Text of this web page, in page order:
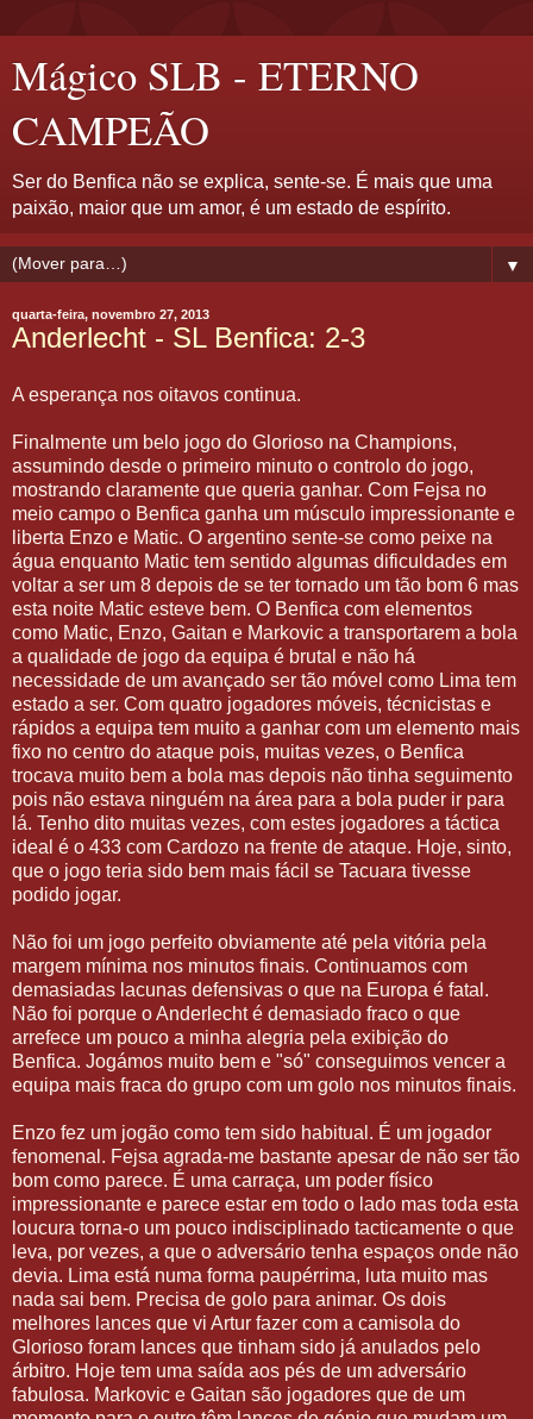
Mágico SLB - ETERNO
CAMPEÃO
Ser do Benfica não se explica, sente-se. É mais que uma
paixão, maior que um amor, é um estado de espírito.
▼
quarta-feira, novembro 27, 2013
Anderlecht - SL Benfica: 2-3
A esperança nos oitavos continua.
Finalmente um belo jogo do Glorioso na Champions,
assumindo desde o primeiro minuto o controlo do jogo,
mostrando claramente que queria ganhar. Com Fejsa no
meio campo o Benfica ganha um músculo impressionante e
liberta Enzo e Matic. O argentino sente-se como peixe na
água enquanto Matic tem sentido algumas dificuldades em
voltar a ser um 8 depois de se ter tornado um tão bom 6 mas
esta noite Matic esteve bem. O Benfica com elementos
como Matic, Enzo, Gaitan e Markovic a transportarem a bola
a qualidade de jogo da equipa é brutal e não há
necessidade de um avançado ser tão móvel como Lima tem
estado a ser. Com quatro jogadores móveis, técnicistas e
rápidos a equipa tem muito a ganhar com um elemento mais
fixo no centro do ataque pois, muitas vezes, o Benfica
trocava muito bem a bola mas depois não tinha seguimento
pois não estava ninguém na área para a bola puder ir para
lá. Tenho dito muitas vezes, com estes jogadores a táctica
ideal é o 433 com Cardozo na frente de ataque. Hoje, sinto,
que o jogo teria sido bem mais fácil se Tacuara tivesse
podido jogar.
Não foi um jogo perfeito obviamente até pela vitória pela
margem mínima nos minutos finais. Continuamos com
demasiadas lacunas defensivas o que na Europa é fatal.
Não foi porque o Anderlecht é demasiado fraco o que
arrefece um pouco a minha alegria pela exibição do
Benfica. Jogámos muito bem e "só" conseguimos vencer a
equipa mais fraca do grupo com um golo nos minutos finais.
Enzo fez um jogão como tem sido habitual. É um jogador
fenomenal. Fejsa agrada-me bastante apesar de não ser tão
bom como parece. É uma carraça, um poder físico
impressionante e parece estar em todo o lado mas toda esta
loucura torna-o um pouco indisciplinado tacticamente o que
leva, por vezes, a que o adversário tenha espaços onde não
devia. Lima está numa forma paupérrima, luta muito mas
nada sai bem. Precisa de golo para animar. Os dois
melhores lances que vi Artur fazer com a camisola do
Glorioso foram lances que tinham sido já anulados pelo
árbitro. Hoje tem uma saída aos pés de um adversário
fabulosa. Markovic e Gaitan são jogadores que de um